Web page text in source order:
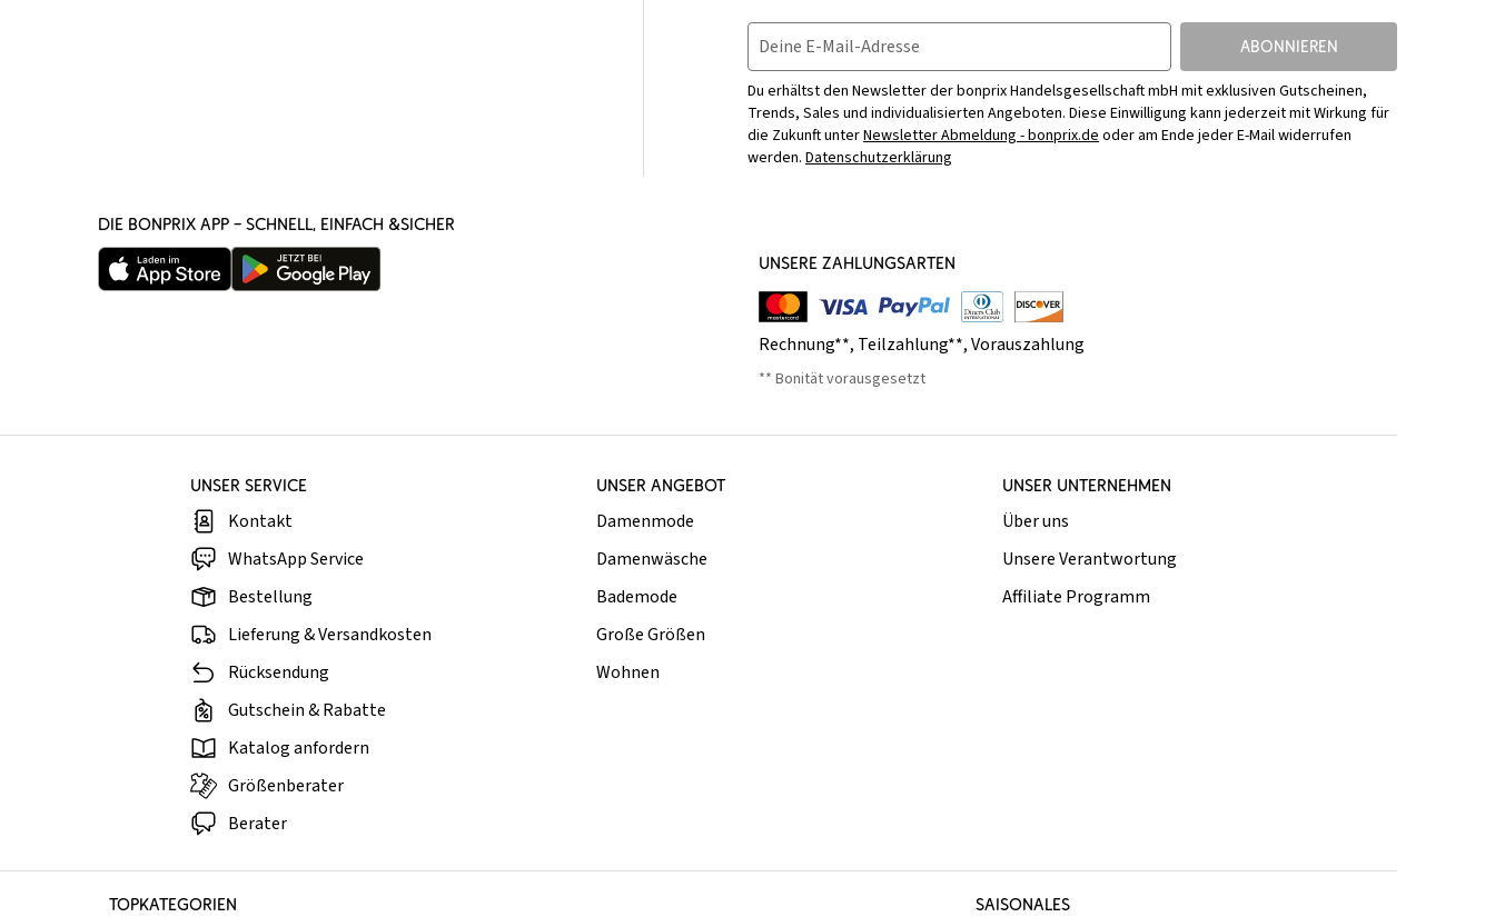
Deine E-Mail-Adresse ABONNIEREN
Du erhältst den Newsletter der bonprix Handelsgesellschaft mbH mit exklusiven Gutscheinen,
Trends, Sales und individualisierten Angeboten. Diese Einwilligung kann jederzeit mit Wirkung für
die Zukunft unterNewsletter Abmeldung - bonprix.deoder am Ende jeder E-Mail widerrufen
werden. Datenschutzerklärung
DIE BONPRIX APP – SCHNELL, EINFACH &SICHER
UNSERE ZAHLUNGSARTEN
Rechnung**, Teilzahlung**,Vorauszahlung
** Bonität vorausgesetzt
UNSER SERVICE
Kontakt
WhatsApp Service
Bestellung
Lieferung & Versandkosten
Rücksendung
Gutschein & Rabatte
Katalog anfordern
Größenberater
Berater
UNSER ANGEBOT
Damenmode
Damenwäsche
Bademode
Große Größen
Wohnen
UNSER UNTERNEHMEN
Über uns
Unsere Verantwortung
Affiliate Programm
TOPKATEGORIEN SAISONALES